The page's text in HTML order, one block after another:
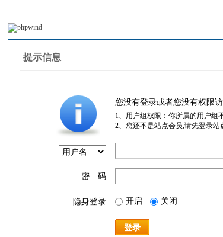
提示信息
您没有登录或者您没有权限
1、用户组权限：你所属的用户组
2、您还不是站点会员,请先登录站
密 码
隐身登录 开启 关闭
登录